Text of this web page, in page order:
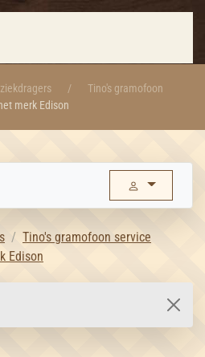
Tino's gramofoon
merk Edison
Tino's gramofoon service
Edison